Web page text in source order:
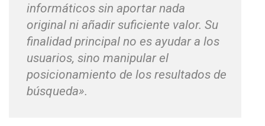
informáticos sin aportar nada
original ni añadir suficiente valor. Su
finalidad principal no es ayudar a los
usuarios, sino manipular el
posicionamiento de los resultados de
búsqueda».